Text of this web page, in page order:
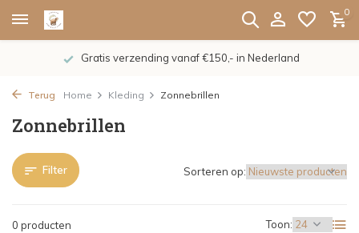
0
Gratis verzending vanaf €150,- in Nederland
Terug Home Kleding Zonnebrillen
Zonnebrillen
Filter
0 producten Toon:
Sorteren op: